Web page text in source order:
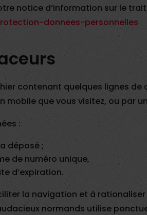
notice d’information sur le
donnees-personnelles
contenant quelques lignes
mobile que vous visitez, ou par
:
déposé ;
de numéro unique,
d’expiration.
la navigation et à
normands utilise